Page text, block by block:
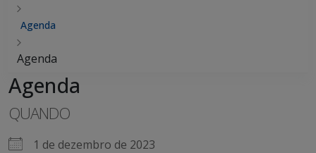
Agenda
Agenda
Agenda
QUANDO
1 de dezembro de 2023